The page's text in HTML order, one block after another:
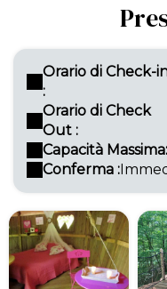
Orario di Check-
:
Orario di Check
Out :
Capacità Massima:
Conferma :